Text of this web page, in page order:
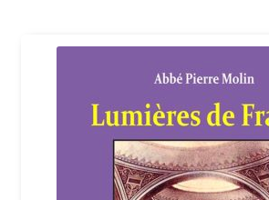
Listes d’Envies
Livres de Peter Randa
Livres de Philippe Randa
Login Customizer
récent
plus
ancien